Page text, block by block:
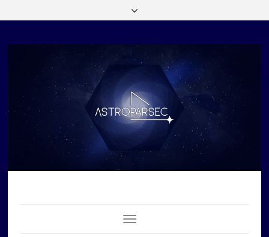
Toggle Navigation